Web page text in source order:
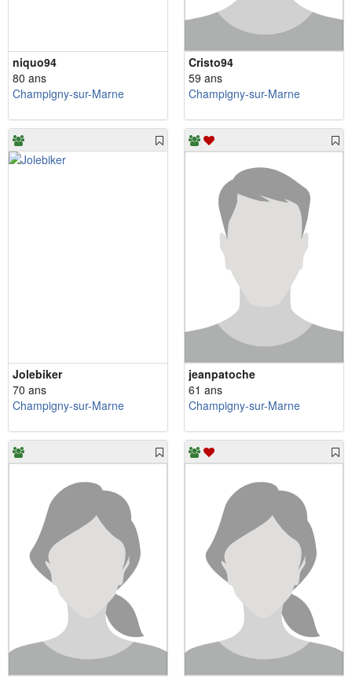
niquo94
80 ans
Champigny-sur-Marne
Cristo94
59 ans
Champigny-sur-Marne
Jolebiker
70 ans
Champigny-sur-Marne
jeanpatoche
61 ans
Champigny-sur-Marne